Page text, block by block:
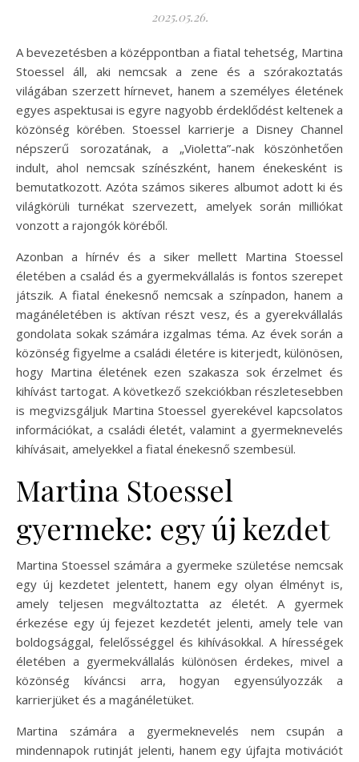
2025.05.26.
A bevezetésben a középpontban a fiatal tehetség, Martina
Stoessel áll, aki nemcsak a zene és a szórakoztatás
világában szerzett hírnevet, hanem a személyes életének
egyes aspektusai is egyre nagyobb érdeklődést keltenek a
közönség körében. Stoessel karrierje a Disney Channel
népszerű sorozatának, a „Violetta”-nak köszönhetően
indult, ahol nemcsak színészként, hanem énekesként is
bemutatkozott. Azóta számos sikeres albumot adott ki és
világkörüli turnékat szervezett, amelyek során milliókat
vonzott a rajongók köréből.
Azonban a hírnév és a siker mellett Martina Stoessel
életében a család és a gyermekvállalás is fontos szerepet
játszik. A fiatal énekesnő nemcsak a színpadon, hanem a
magánéletében is aktívan részt vesz, és a gyerekvállalás
gondolata sokak számára izgalmas téma. Az évek során a
közönség figyelme a családi életére is kiterjedt, különösen,
hogy Martina életének ezen szakasza sok érzelmet és
kihívást tartogat. A következő szekciókban részletesebben
is megvizsgáljuk Martina Stoessel gyerekével kapcsolatos
információkat, a családi életét, valamint a gyermeknevelés
kihívásait, amelyekkel a fiatal énekesnő szembesül.
Martina Stoessel
gyermeke: egy új kezdet
Martina Stoessel számára a gyermeke születése nemcsak
egy új kezdetet jelentett, hanem egy olyan élményt is,
amely teljesen megváltoztatta az életét. A gyermek
érkezése egy új fejezet kezdetét jelenti, amely tele van
boldogsággal, felelősséggel és kihívásokkal. A hírességek
életében a gyermekvállalás különösen érdekes, mivel a
közönség kíváncsi arra, hogyan egyensúlyozzák a
karrierjüket és a magánéletüket.
Martina számára a gyermeknevelés nem csupán a
mindennapok rutinját jelenti, hanem egy újfajta motivációt